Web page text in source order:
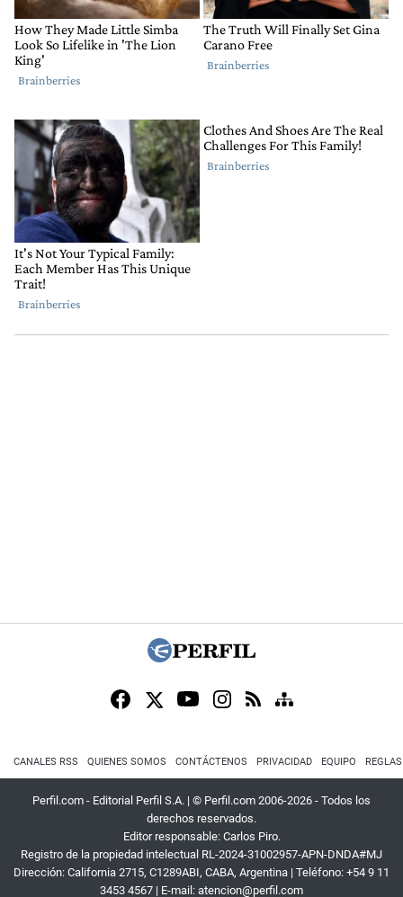
CANALES RSS QUIENES SOMOS CONTÁCTENOS PRIVACIDAD EQUIPO
Perfil.com - Editorial Perfil S.A. | © Perfil.com 2006-2026 - Todos los
derechos reservados.
Editor responsable: Carlos Piro.
Registro de la propiedad intelectual RL-2024-31002957-APN-DNDA#MJ
Dirección: California 2715, C1289ABI, CABA, Argentina | Teléfono: +54 9 11
3453 4567 | E-mail: atencion@perfil.com